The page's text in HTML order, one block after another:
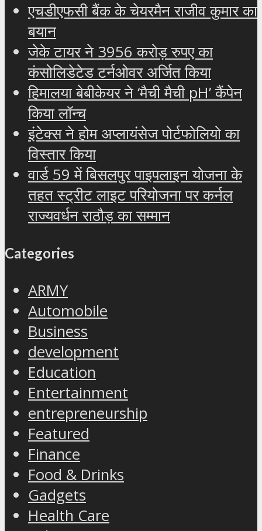
एचडीएफसी बैंक के चेयरमैन राजीव कुमार का
बयान
जेके टायर ने 3956 करोड़ रुपए का
कंसोलिडेटेड टर्नओवर अर्जित किया
हिमालया बेबीकेयर ने ‘मैची मैची pH’ कैंपेन
किया लॉन्च
इंटेक्स ने होम अप्लायंसेज पोर्टफोलियो का
विस्तार किया
वार्ड 59 में बिसलपुर पाइपलाइन योजना के
तहत स्ट्रीट लाइट परियोजना पर कर्नल
राज्यवर्धन राठौड़ का सम्मान
Categories
ARMY
Automobile
Business
development
Education
Entertainment
entrepreneurship
Featured
Finance
Food & Drinks
Gadgets
Health Care